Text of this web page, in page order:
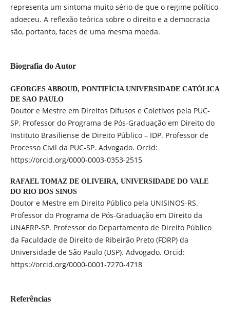
representa um sintoma muito sério de que o regime político
adoeceu. A reflexão teórica sobre o direito e a democracia
são, portanto, faces de uma mesma moeda.
Biografia do Autor
GEORGES ABBOUD, PONTIFÍCIA UNIVERSIDADE CATÓLICA
DE SAO PAULO
Doutor e Mestre em Direitos Difusos e Coletivos pela PUC-
SP. Professor do Programa de Pós-Graduação em Direito do
Instituto Brasiliense de Direito Público – IDP. Professor de
Processo Civil da PUC-SP. Advogado. Orcid:
https://orcid.org/0000-0003-0353-2515
RAFAEL TOMAZ DE OLIVEIRA, UNIVERSIDADE DO VALE
DO RIO DOS SINOS
Doutor e Mestre em Direito Público pela UNISINOS-RS.
Professor do Programa de Pós-Graduação em Direito da
UNAERP-SP. Professor do Departamento de Direito Público
da Faculdade de Direito de Ribeirão Preto (FDRP) da
Universidade de São Paulo (USP). Advogado. Orcid:
https://orcid.org/0000-0001-7270-4718
Referências